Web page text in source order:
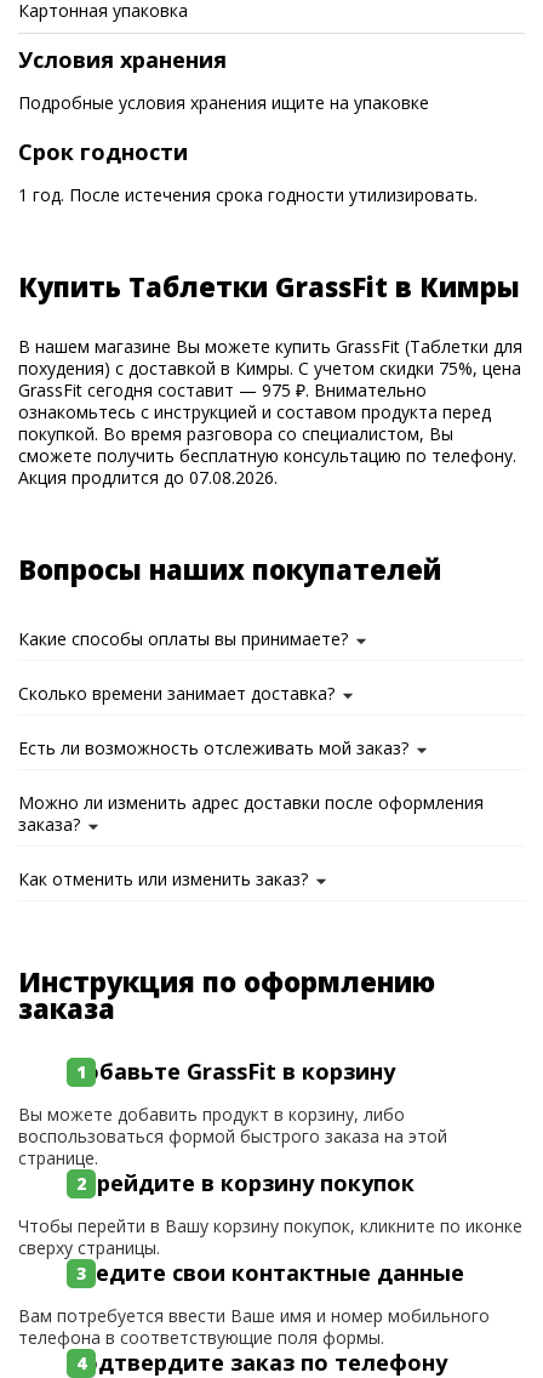
Картонная упаковка
Условия хранения
Подробные условия хранения ищите на упаковке
Срок годности
1 год. После истечения срока годности утилизировать.
Купить Таблетки GrassFit в Кимры
В нашем магазине Вы можете купить GrassFit (Таблетки для
похудения) с доставкой в Кимры. С учетом скидки 75%, цена
GrassFit сегодня составит — 975 ₽. Внимательно
ознакомьтесь с инструкцией и составом продукта перед
покупкой. Во время разговора со специалистом, Вы
сможете получить бесплатную консультацию по телефону.
Акция продлится до 07.08.2026.
Вопросы наших покупателей
Какие способы оплаты вы принимаете?
Сколько времени занимает доставка?
Есть ли возможность отслеживать мой заказ?
Можно ли изменить адрес доставки после оформления
заказа?
Как отменить или изменить заказ?
Инструкция по оформлению
заказа
Добавьте GrassFit в корзину
Вы можете добавить продукт в корзину, либо
воспользоваться формой быстрого заказа на этой
странице.
Перейдите в корзину покупок
Чтобы перейти в Вашу корзину покупок, кликните по иконке
сверху страницы.
Введите свои контактные данные
Вам потребуется ввести Ваше имя и номер мобильного
телефона в соответствующие поля формы.
Подтвердите заказ по телефону